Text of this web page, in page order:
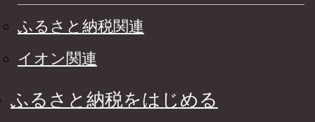
ふるさと納税関連
イオン関連
ふるさと納税をはじめる